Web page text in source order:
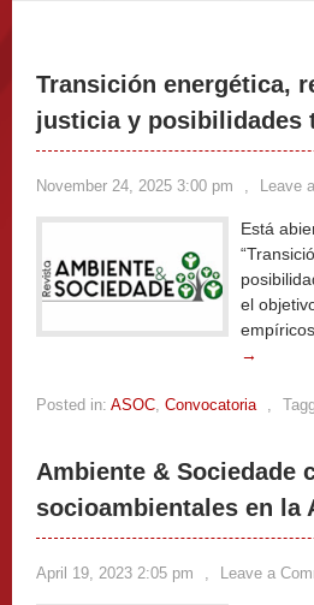
Transición energética,
justicia y posibilidades
November 24, 2025 3:00 pm , Leave
Está
el
→
Posted in: ASOC, Convocatoria ,
Ambiente & Sociedade
socioambientales en la
April 19, 2023 2:05 pm , Leave a